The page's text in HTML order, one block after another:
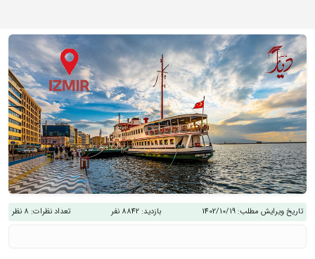
تاریخ ویرایش مطلب: 1402/10/19 بازدید: 8842 نفر تعداد نظرات: 8 نظر